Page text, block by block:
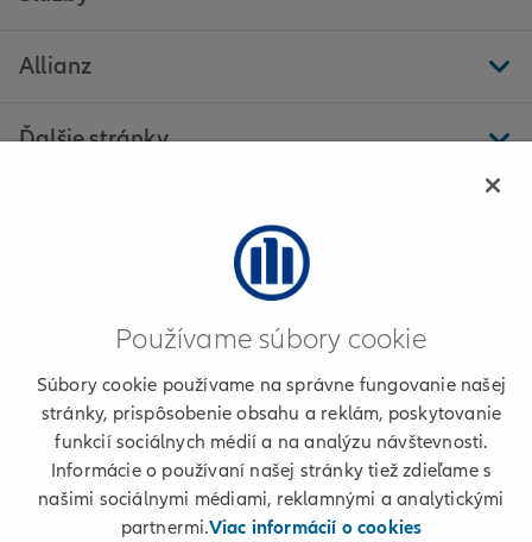
Allianz
Ďalšie stránky
Informácie o poskytovateľovi
Podmienky používania a cookies
Osobné údaje
+421 2 50 122 222
Allianz - Zuzana Vendéghová s. r. o. - Zemianska Olča
Používame súbory cookie
Súbory cookie používame na správne fungovanie našej
stránky, prispôsobenie obsahu a reklám, poskytovanie
funkcií sociálnych médií a na analýzu návštevnosti.
Informácie o používaní našej stránky tiež zdieľame s
našimi sociálnymi médiami, reklamnými a analytickými
partnermi.Viac informácií o cookies